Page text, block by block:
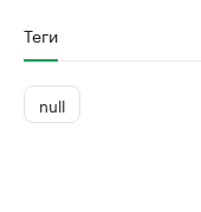
Теги
null